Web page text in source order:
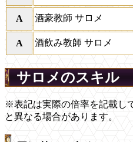
A
酒豪教師 サロメ
A
酒飲み教師 サロメ
サロメのスキル
※表記は実際の倍率を記載し
と異なる場合があります。